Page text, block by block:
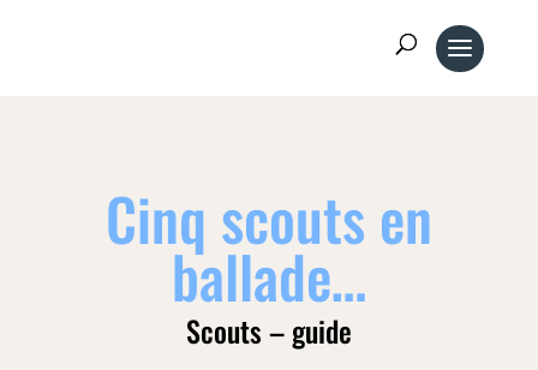
Cinq scouts en
ballade…
Scouts – guide